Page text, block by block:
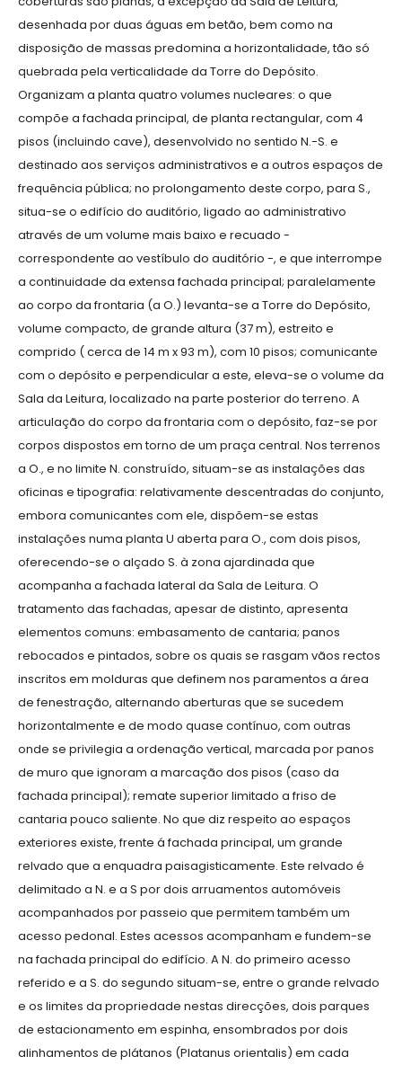
desenhada por duas águas em betão, bem como na
disposição de massas predomina a horizontalidade, tão só
quebrada pela verticalidade da Torre do Depósito.
Organizam a planta quatro volumes nucleares: o que
compõe a fachada principal, de planta rectangular, com 4
pisos (incluindo cave), desenvolvido no sentido N.-S. e
destinado aos serviços administrativos e a outros espaços de
frequência pública; no prolongamento deste corpo, para S.,
situa-se o edifício do auditório, ligado ao administrativo
através de um volume mais baixo e recuado -
correspondente ao vestíbulo do auditório -, e que interrompe
a continuidade da extensa fachada principal; paralelamente
ao corpo da frontaria (a O.) levanta-se a Torre do Depósito,
volume compacto, de grande altura (37 m), estreito e
comprido ( cerca de 14 m x 93 m), com 10 pisos; comunicante
com o depósito e perpendicular a este, eleva-se o volume da
Sala da Leitura, localizado na parte posterior do terreno. A
articulação do corpo da frontaria com o depósito, faz-se por
corpos dispostos em torno de um praça central. Nos terrenos
a O., e no limite N. construído, situam-se as instalações das
oficinas e tipografia: relativamente descentradas do conjunto,
embora comunicantes com ele, dispõem-se estas
instalações numa planta U aberta para O., com dois pisos,
oferecendo-se o alçado S. à zona ajardinada que
acompanha a fachada lateral da Sala de Leitura. O
tratamento das fachadas, apesar de distinto, apresenta
elementos comuns: embasamento de cantaria; panos
rebocados e pintados, sobre os quais se rasgam vãos rectos
inscritos em molduras que definem nos paramentos a área
de fenestração, alternando aberturas que se sucedem
horizontalmente e de modo quase contínuo, com outras
onde se privilegia a ordenação vertical, marcada por panos
de muro que ignoram a marcação dos pisos (caso da
fachada principal); remate superior limitado a friso de
cantaria pouco saliente. No que diz respeito ao espaços
exteriores existe, frente á fachada principal, um grande
relvado que a enquadra paisagisticamente. Este relvado é
delimitado a N. e a S por dois arruamentos automóveis
acompanhados por passeio que permitem também um
acesso pedonal. Estes acessos acompanham e fundem-se
na fachada principal do edifício. A N. do primeiro acesso
referido e a S. do segundo situam-se, entre o grande relvado
e os limites da propriedade nestas direcções, dois parques
de estacionamento em espinha, ensombrados por dois
alinhamentos de plátanos (Platanus orientalis) em cada